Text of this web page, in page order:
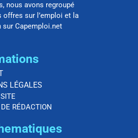
nous avons regroupé
offres sur l’emploi et la
Capemploi.net
LÉGALES
DE RÉDACTION